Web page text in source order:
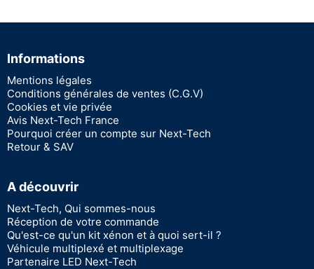
Informations
Mentions légales
Conditions générales de ventes (C.G.V)
Cookies et vie privée
Avis Next-Tech France
Pourquoi créer un compte sur Next-Tech
Retour & SAV
A découvrir
Next-Tech, Qui sommes-nous
Réception de votre commande
Qu'est-ce qu'un kit xénon et à quoi sert-il ?
Véhicule multiplexé et multiplexage
Partenaire LED Next-Tech